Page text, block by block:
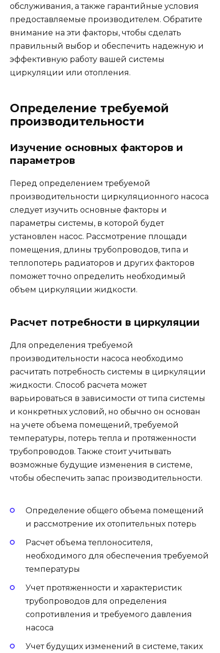
обслуживания, а также гарантийные условия
предоставляемые производителем. Обратите
внимание на эти факторы, чтобы сделать
правильный выбор и обеспечить надежную и
эффективную работу вашей системы
циркуляции или отопления.
Определение требуемой
производительности
Изучение основных факторов и
параметров
Перед определением требуемой
производительности циркуляционного насоса
следует изучить основные факторы и
параметры системы, в которой будет
установлен насос. Рассмотрение площади
помещения, длины трубопроводов, типа и
теплопотерь радиаторов и других факторов
поможет точно определить необходимый
объем циркуляции жидкости.
Расчет потребности в циркуляции
Для определения требуемой
производительности насоса необходимо
расчитать потребность системы в циркуляции
жидкости. Способ расчета может
варьироваться в зависимости от типа системы
и конкретных условий, но обычно он основан
на учете объема помещений, требуемой
температуры, потерь тепла и протяженности
трубопроводов. Также стоит учитывать
возможные будущие изменения в системе,
чтобы обеспечить запас производительности.
Определение общего объема помещений
и рассмотрение их отопительных потерь
Расчет объема теплоносителя,
необходимого для обеспечения требуемой
температуры
Учет протяженности и характеристик
трубопроводов для определения
сопротивления и требуемого давления
насоса
Учет будущих изменений в системе, таких